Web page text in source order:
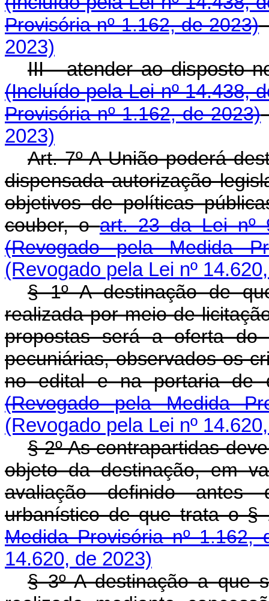
Provisória nº 1.162, de 2023)
2023)
III - atender ao
(Incluído pela Lei nº 14.438,
Provisória nº 1.162, de 2023)
2023)
Art. 7º A União poderá
dispensada autorização
objetivos de políticas
couber, oart. 23 da Lei nº
(Revogado pela Medida
(Revogado pela Lei nº
§ 1º A destinação de
realizada por meio de
propostas será a oferta do
pecuniárias, observados os
no edital e na portaria
(Revogado pela Medida
(Revogado pela Lei nº
§ 2º As contrapartidas
objeto da destinação, em
avaliação definido antes
urbanístico de que trata
Medida Provisória nº 1.162,
14.620, de 2023)
§ 3º A destinação a que